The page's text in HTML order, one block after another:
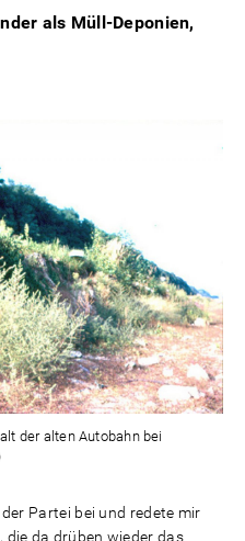
als Müll-Deponien,
der alten Autobahn bei
Partei bei und redete mir
die da drüben wieder das